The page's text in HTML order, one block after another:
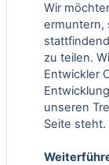
Wir
ermuntern,
zu teilen.
Entwickler
unseren
Seite steht.